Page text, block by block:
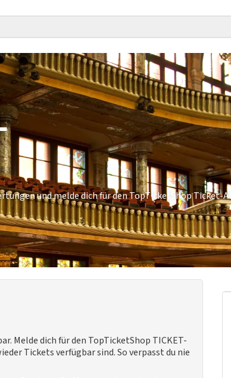
und melde dich für den TopTicketShop Ticket-
Melde dich für den TopTicketShop TICKET-
Tickets verfügbar sind. So verpasst du nie